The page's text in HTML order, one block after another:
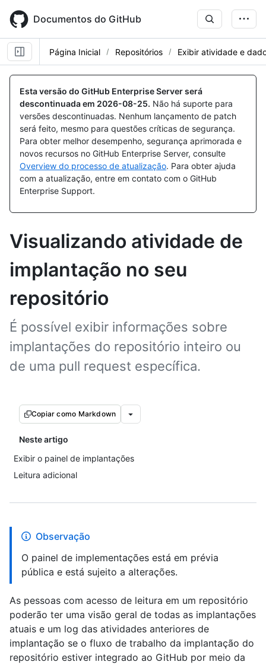
main
content
Documentos do GitHub
Página Inicial Repositórios Exibir atividade e
Esta versão do GitHub Enterprise Server será
descontinuada em 2026-08-25. Não há suporte para
versões descontinuadas. Nenhum lançamento de patch
será feito, mesmo para questões críticas de segurança.
Para obter melhor desempenho, segurança aprimorada e
novos recursos no GitHub Enterprise Server, consulte
Overview do processo de atualização. Para obter ajuda
com a atualização, entre em contato com o GitHub
Enterprise Support.
Visualizando atividade de
implantação no seu
repositório
É possível exibir informações sobre
implantações do repositório inteiro ou
de uma pull request específica.
Copiar como Markdown
Neste artigo
Exibir o painel de implantações
Leitura adicional
Observação
O painel de implementações está em prévia
pública e está sujeito a alterações.
As pessoas com acesso de leitura em um repositório
poderão ter uma visão geral de todas as implantações
atuais e um log das atividades anteriores de
implantação se o fluxo de trabalho da implantação do
repositório estiver integrado ao GitHub por meio da